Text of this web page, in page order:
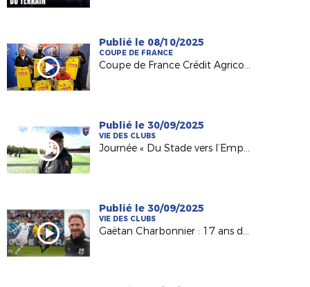
Publié le 08/10/2025
COUPE DE FRANCE
Coupe de France Crédit Agricole : le FC Laurentais Landemontais (D2) au défi des Herbiers VF (N2) !
Publié le 30/09/2025
VIE DES CLUBS
Journée « Du Stade vers l’Emploi » au Foyer Espérance Trélazé
Publié le 30/09/2025
VIE DES CLUBS
Gaëtan Charbonnier : 17 ans d'expérience pro au service d'un club amateur